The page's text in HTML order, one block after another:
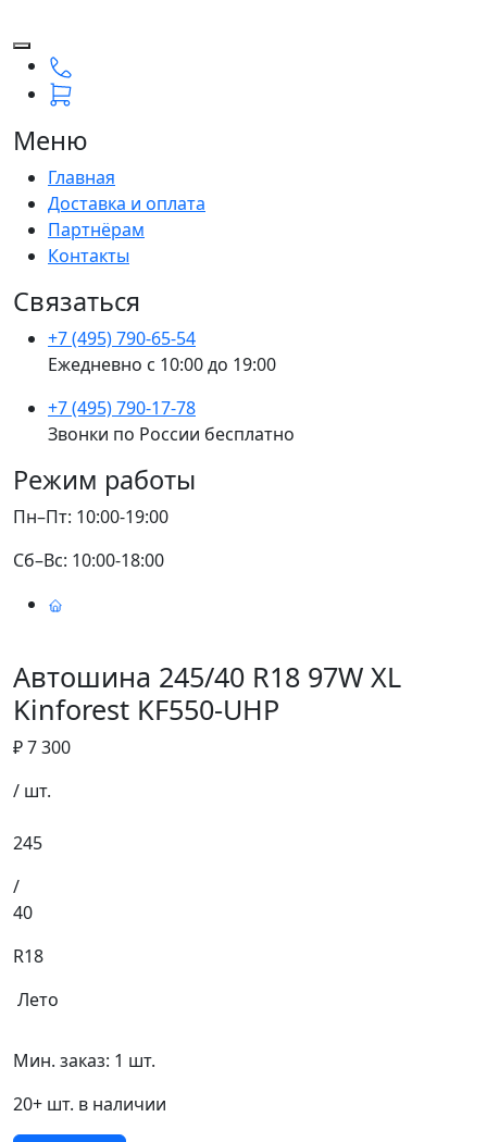
Меню
Главная
Доставка и оплата
Партнёрам
Контакты
Связаться
+7 (495) 790-65-54
Ежедневно с 10:00 до 19:00
+7 (495) 790-17-78
Звонки по России бесплатно
Режим работы
Пн–Пт: 10:00-19:00
Сб–Вс: 10:00-18:00
Автошина 245/40 R18 97W XL
Kinforest KF550-UHP
₽ 7 300
/ шт.
245
/
40
R18
Лето
Мин. заказ: 1 шт.
20+ шт. в наличии